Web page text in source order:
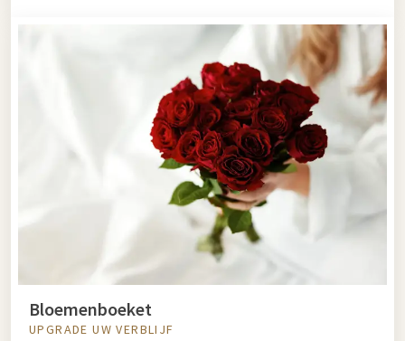
Bloemenboeket
UPGRADE UW VERBLIJF